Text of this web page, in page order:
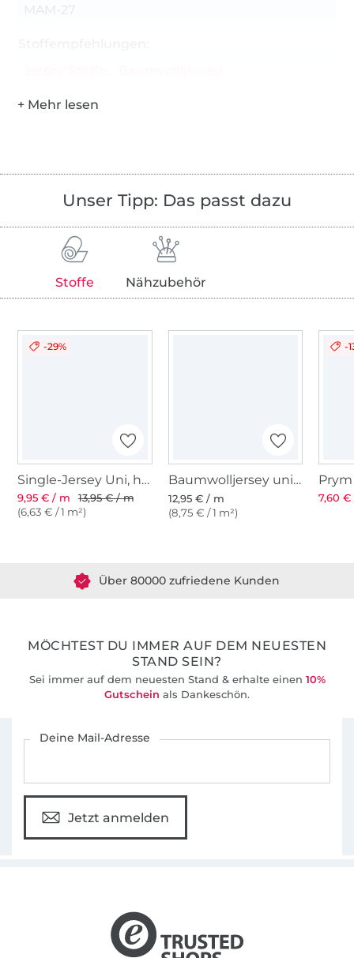
MAM-27
Unser Tipp: Das passt dazu
Stoffe Nähzubehör
-29%
Single-Jersey Uni, hellgrau meliert
9,95 € / m
13,95 € / m
(6,63 € / 1 m²)
Baumwolljersey uni, schwarz
12,95 € / m
(8,75 € / 1 m²)
-
7,60 €
MÖCHTEST DU IMMER AUF DEM NEUESTEN
STAND SEIN?
Sei immer auf dem neuesten Stand & erhalte einen 10%
Gutschein als Dankeschön.
Deine Mail-Adresse
Jetzt anmelden